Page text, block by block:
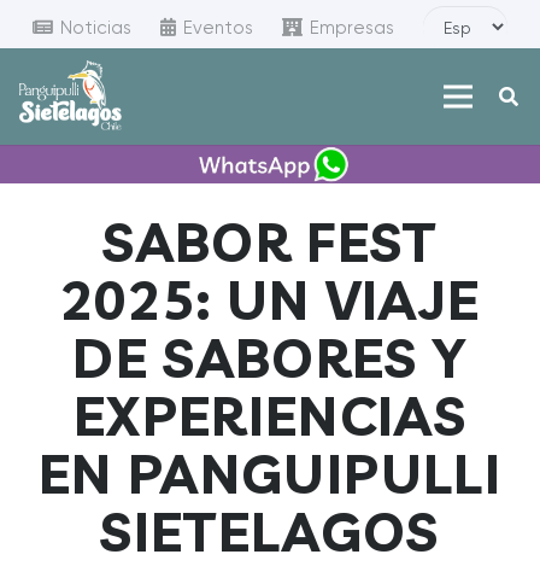
Noticias Eventos Empresas
SABOR FEST
2025: UN VIAJE
DE SABORES Y
EXPERIENCIAS
EN PANGUIPULLI
SIETELAGOS